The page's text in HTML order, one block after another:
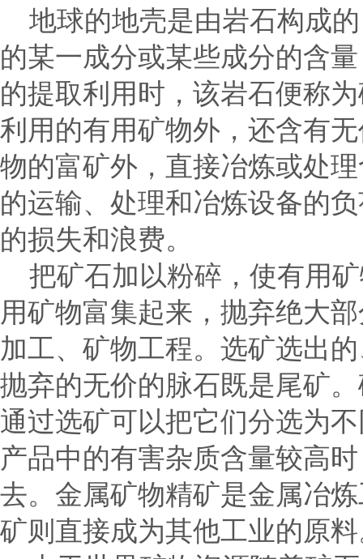
地球的地壳是由岩石构成
的某一成分或某些成分的含
的提取利用时，该岩石便称
利用的有用矿物外，还含有
物的富矿外，直接冶炼或处
的运输、处理和冶炼设备的
的损失和浪费。
把矿石加以粉碎，使有用
用矿物富集起来，抛弃绝大
加工、矿物工程。选矿选出
抛弃的无价的脉石既是尾矿
通过选矿可以把它们分选为
产品中的有害杂质含量较高
去。金属矿物精矿是金属冶
矿则直接成为其他工业的原